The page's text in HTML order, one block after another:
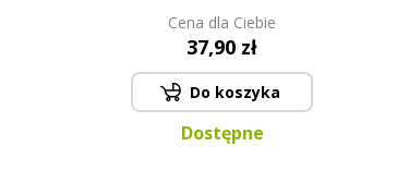
Cena dla Ciebie
37,90 zł
Do koszyka
Dostępne